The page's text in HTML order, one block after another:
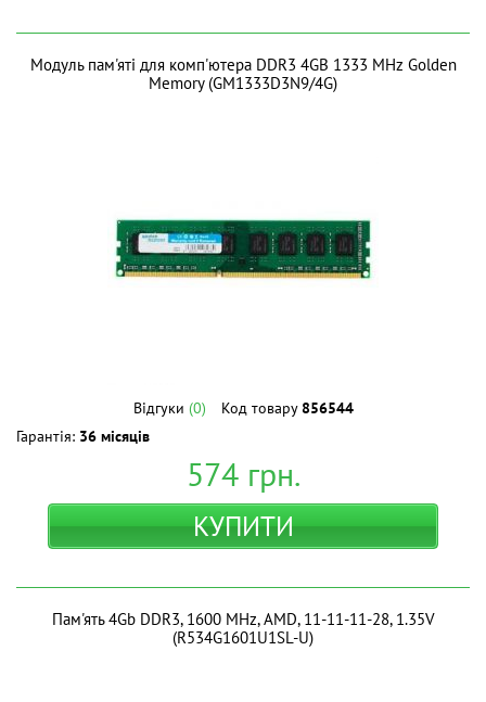
Модуль пам'яті для комп'ютера DDR3 4GB 1333 MHz Golden
Memory (GM1333D3N9/4G)
Відгуки (0) Код товару856544
Гарантія: 36 місяців
574грн.
КУПИТИ
Пам'ять 4Gb DDR3, 1600 MHz, AMD, 11-11-11-28, 1.35V
(R534G1601U1SL-U)